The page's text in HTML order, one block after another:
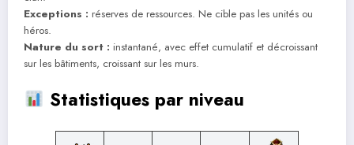
Exceptions : réserves de ressources. Ne cible pas les unités ou
héros.
Nature du sort : instantané, avec effet cumulatif et décroissant
sur les bâtiments, croissant sur les murs.
Statistiques par niveau